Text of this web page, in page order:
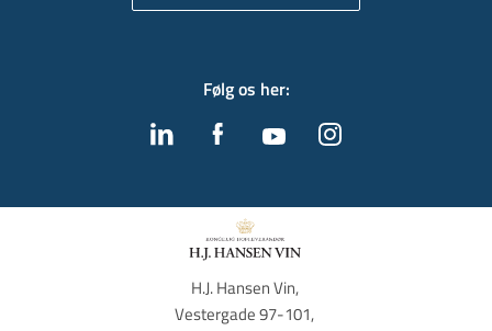
Følg os her:
H.J. Hansen Vin,
Vestergade 97-101,